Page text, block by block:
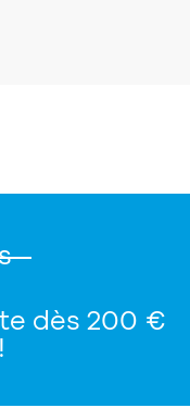
dès 200 €